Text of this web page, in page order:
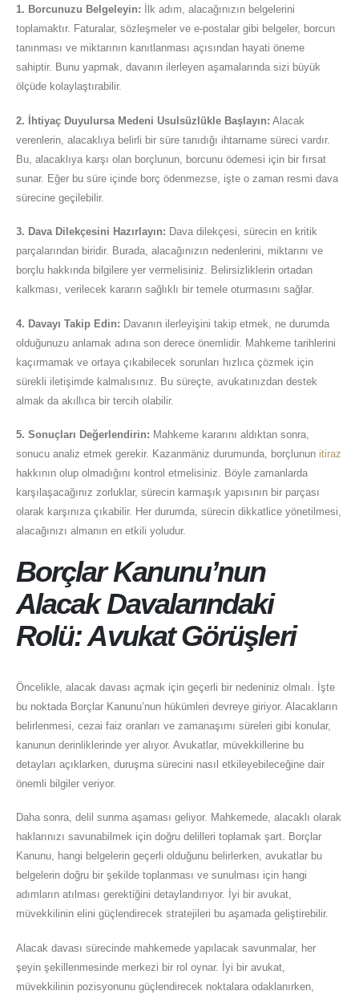
1. Borcunuzu Belgeleyin: İlk adım, alacağınızın belgelerini
toplamaktır. Faturalar, sözleşmeler ve e-postalar gibi belgeler, borcun
tanınması ve miktarının kanıtlanması açısından hayati öneme
sahiptir. Bunu yapmak, davanın ilerleyen aşamalarında sizi büyük
ölçüde kolaylaştırabilir.
2. İhtiyaç Duyulursa Medeni Usulsüzlükle Başlayın: Alacak
verenlerin, alacaklıya belirli bir süre tanıdığı ihtarname süreci vardır.
Bu, alacaklıya karşı olan borçlunun, borcunu ödemesi için bir fırsat
sunar. Eğer bu süre içinde borç ödenmezse, işte o zaman resmi dava
sürecine geçilebilir.
3. Dava Dilekçesini Hazırlayın: Dava dilekçesi, sürecin en kritik
parçalarından biridir. Burada, alacağınızın nedenlerini, miktarını ve
borçlu hakkında bilgilere yer vermelisiniz. Belirsizliklerin ortadan
kalkması, verilecek kararın sağlıklı bir temele oturmasını sağlar.
4. Davayı Takip Edin: Davanın ilerleyişini takip etmek, ne durumda
olduğunuzu anlamak adına son derece önemlidir. Mahkeme tarihlerini
kaçırmamak ve ortaya çıkabilecek sorunları hızlıca çözmek için
sürekli iletişimde kalmalısınız. Bu süreçte, avukatınızdan destek
almak da akıllıca bir tercih olabilir.
5. Sonuçları Değerlendirin: Mahkeme kararını aldıktan sonra,
sonucu analiz etmek gerekir. Kazanmäniz durumunda, borçlunun itiraz
hakkının olup olmadığını kontrol etmelisiniz. Böyle zamanlarda
karşılaşacağınız zorluklar, sürecin karmaşık yapısının bir parçası
olarak karşınıza çıkabilir. Her durumda, sürecin dikkatlice yönetilmesi,
alacağınızı almanın en etkili yoludur.
Borçlar Kanunu’nun
Alacak Davalarındaki
Rolü: Avukat Görüşleri
Öncelikle, alacak davası açmak için geçerli bir nedeniniz olmalı. İşte
bu noktada Borçlar Kanunu’nun hükümleri devreye giriyor. Alacakların
belirlenmesi, cezai faiz oranları ve zamanaşımı süreleri gibi konular,
kanunun derinliklerinde yer alıyor. Avukatlar, müvekkillerine bu
detayları açıklarken, duruşma sürecini nasıl etkileyebileceğine dair
önemli bilgiler veriyor.
Daha sonra, delil sunma aşaması geliyor. Mahkemede, alacaklı olarak
haklarınızı savunabilmek için doğru delilleri toplamak şart. Borçlar
Kanunu, hangi belgelerin geçerli olduğunu belirlerken, avukatlar bu
belgelerin doğru bir şekilde toplanması ve sunulması için hangi
adımların atılması gerektiğini detaylandırıyor. İyi bir avukat,
müvekkilinin elini güçlendirecek stratejileri bu aşamada geliştirebilir.
Alacak davası sürecinde mahkemede yapılacak savunmalar, her
şeyin şekillenmesinde merkezi bir rol oynar. İyi bir avukat,
müvekkilinin pozisyonunu güçlendirecek noktalara odaklanırken,